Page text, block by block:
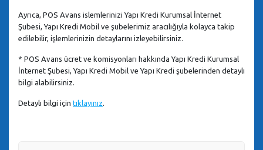
Ayrıca, POS Avans islemlerinizi Yapı Kredi Kurumsal İnternet
Şubesi, Yapı Kredi Mobil ve şubelerimiz aracılığıyla kolayca takip
edilebilir, işlemlerinizin detaylarını izleyebilirsiniz.
* POS Avans ücret ve komisyonları hakkında Yapı Kredi Kurumsal
İnternet Şubesi, Yapı Kredi Mobil ve Yapı Kredi şubelerinden detaylı
bilgi alabilirsiniz.
Detaylı bilgi için tıklayınız.